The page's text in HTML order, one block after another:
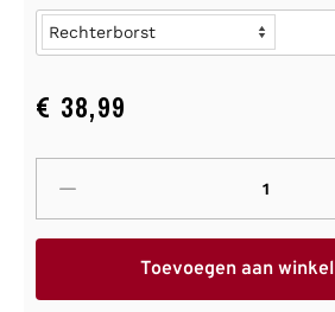
€ 38,99
Toevoegen aan